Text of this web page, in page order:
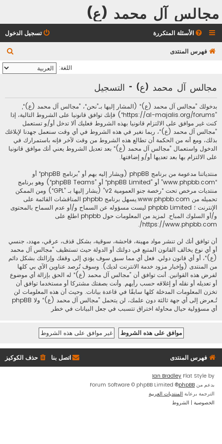
مجالس آل محمد (ع)
الأسئلة المتكررة تسجيل الدخول
فهرس المنتدى
ح
ث
اللغة:
مجالس آل محمد (ع) - التسجيل
بدخولك ”مجالس آل محمد (ع)“ (المشار إليها بـ”نحن“، ”مجالس آل محمد (ع)“,
”https://al-majalis.org/forums“) فإنك توافق قانونيا على الشروط التالية، إذا
كنت غير موافق على الالتزام قانونيا بهذه الشروط فعليك ألا تدخل أو/و تستعمل
”مجالس آل محمد (ع)“، ربما نغير في هذه الشروط في أي وقت سنعمل جهدنا لإبلاغك
بذلك، ومع أنه من الحكمة أن تطالع هذه الشروط من وقت لآخر فإنه باستمرارك في
الدخول واستعمال ”مجالس آل محمد (ع)“ بعد تعديل الشروط يعني أنك موافق قانونيا
على الالتزام بها بعد تعديها أو/و إضافتها.
منتدياتنا مدعومة من برنامج phpBB (ويشار إليه بهم أو ”برنامج phpBB“ أو
“www.phpbb.com” أو ”phpBB Limited“ أو ”phpBB Teams“) وهو برنامج
منتديات مرخص تحت “رخصة جنو العمومية v2
” (يشار إليها بـ ”GPL“) ومن الممكن
تحميله من www.phpbb.com
.يسهل برنامج phpbb المناقشات القائمة على
الإنترنت ؛ phpbb Limited ليست مسؤوله عن السماح و/أو عدم السماح بالمحتوى
و/أو السلوك المباح. لمزيد من المعلومات حول phpbb اطلع على
https://www.phpbb.com/
.
أن توافق أنك لن تنشر مواد مهينة، فاحشة، سوقية، بشكل قذف، عرقي، مهدد، جنسي
أو أي نوع يخالف القانون المتبع في دولتك أو الدولة حيث تستظيف ”مجالس آل محمد
(ع)“، أو أي قانون دولي. فعل أي مما سبق سوف يؤدي إلى وقفك وإزالتك بشكل دائم
من المنتدى (وإخبار مزود خدمة الانترنت لديك). وسوف تُرصد عناوين الآي بي كلها
لفرض هذه القوانين. أنت توافق أن ”مجالس آل محمد (ع)“ له الحق بإزالة أي موضوع
أو تعديله أو نقله أو إغلاقه حسب رأيهم. وأنت بصفتك مشتركا أو مستخدما توافق أن
تخزن المعلومات المدخلة كلها سابقًا في قاعدة بيانات. وحيث أن هذه المعلومات لن
تُـعرض إلى أي جهة ثالثة دون علمك، لن يتحمل ”مجالس آل محمد (ع)“ ولا phpBB
أي مسؤولية حيال محاولة اختراق تتسبب في جعل البيانات في خطر
فهرس المنتدى حذف الكوكيز اتصل بنا
Flat Style by
Ian Bradley
بدعم من phpBB
® Forum Software © phpBB Limited
الترجمة برعاية المنتديات العربية
الخصوصية | الشروط